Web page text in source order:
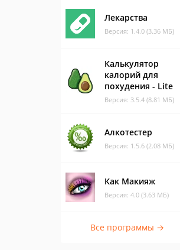
Лекарства
Версия: 1.4.0 (3.36 МБ)
Калькулятор
калорий для
похудения - Lite
Версия: 3.5.4 (8.81 МБ)
Алкотестер
Версия: 1.5.6 (2.08 МБ)
Как Макияж
Версия: 4.0 (3.63 МБ)
Все программы →